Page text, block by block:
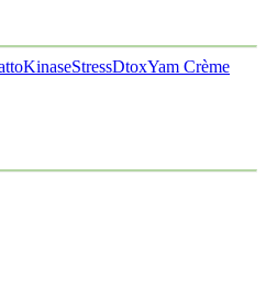
StressDtoxYam Crème